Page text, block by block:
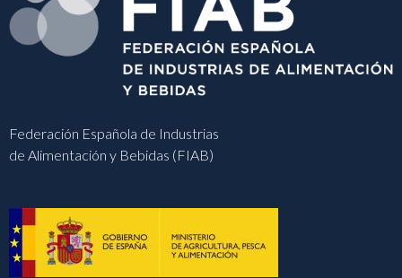
Federación Española de Industrias
de Alimentación y Bebidas (FIAB)